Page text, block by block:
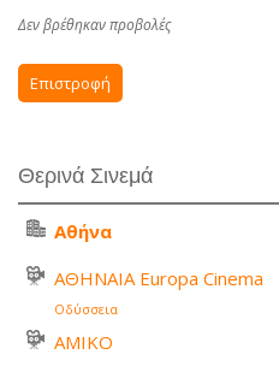
Δεν βρέθηκαν προβολές
Επιστροφή
Θερινά Σινεμά
Αθήνα
ΑΘΗΝΑΙΑ Europa Cinema
Οδύσσεια
ΑΜΙΚΟ